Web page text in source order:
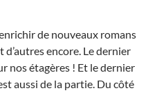
de nouveaux romans
encore. Le dernier
nos étagères ! Et le dernier
aussi de la partie. Du côté